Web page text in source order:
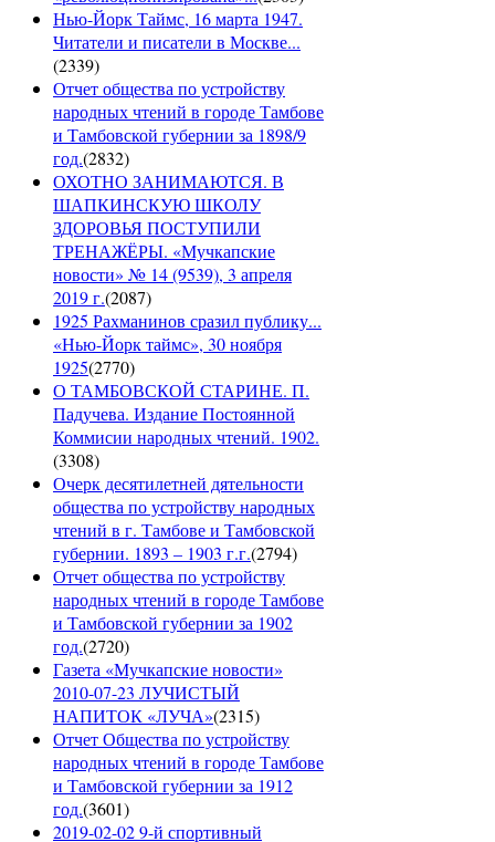
Нью-Йорк Таймс, 16 марта 1947.
Читатели и писатели в Москве...
(2339)
Отчет общества по устройству
народных чтений в городе Тамбове
и Тамбовской губернии за 1898/9
год.(2832)
ОХОТНО ЗАНИМАЮТСЯ. В
ШАПКИНСКУЮ ШКОЛУ
ЗДОРОВЬЯ ПОСТУПИЛИ
ТРЕНАЖЁРЫ. «Мучкапские
новости» № 14 (9539), 3 апреля
2019 г.(2087)
1925 Рахманинов сразил публику...
«Нью-Йорк таймс», 30 ноября
1925(2770)
О ТАМБОВСКОЙ СТАРИНЕ. П.
Падучева. Издание Постоянной
Коммисии народных чтений. 1902.
(3308)
Очерк десятилетней дятельности
общества по устройству народных
чтений в г. Тамбове и Тамбовской
губернии. 1893 – 1903 г.г.(2794)
Отчет общества по устройству
народных чтений в городе Тамбове
и Тамбовской губернии за 1902
год.(2720)
Газета «Мучкапские новости»
2010-07-23 ЛУЧИСТЫЙ
НАПИТОК «ЛУЧА»(2315)
Отчет Общества по устройству
народных чтений в городе Тамбове
и Тамбовской губернии за 1912
год.(3601)
2019-02-02 9-й спортивный